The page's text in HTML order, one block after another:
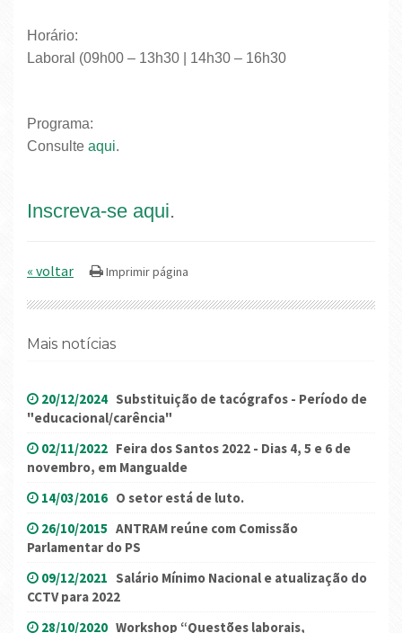
Horário:
Laboral (09h00 – 13h30 | 14h30 – 16h30
Programa:
Consulte aqui.
Inscreva-se aqui.
« voltar
Mais notícias
20/12/2024 Substituição de tacógrafos - Período de
"educacional/carência"
02/11/2022 Feira dos Santos 2022 - Dias 4, 5 e 6 de
novembro, em Mangualde
14/03/2016 O setor está de luto.
26/10/2015 ANTRAM reúne com Comissão
Parlamentar do PS
09/12/2021 Salário Mínimo Nacional e atualização do
CCTV para 2022
28/10/2020 Workshop “Questões laborais,